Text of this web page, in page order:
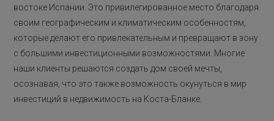
востоке Испании. Это привилегированное место благодаря
своим географическим и климатическим особенностям,
которые делают его привлекательным и превращают в зону
с большими инвестиционными возможностями. Многие
наши клиенты решаются создать дом своей мечты,
осознавая, что это также возможность окунуться в мир
инвестиций в недвижимость на Коста-Бланке.